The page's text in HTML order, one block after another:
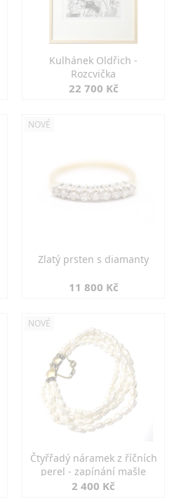
Kulhánek Oldřich -
Rozcvička
22 700 Kč
NOVÉ
Zlatý prsten s diamanty
11 800 Kč
NOVÉ
Čtyřřadý náramek z říčních
perel - zapínání mašle
2 400 Kč